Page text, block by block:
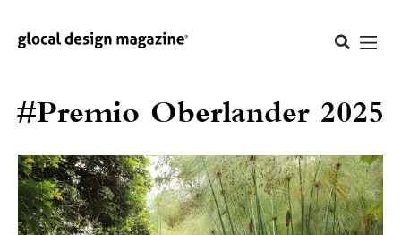
#Premio Oberlander 2025